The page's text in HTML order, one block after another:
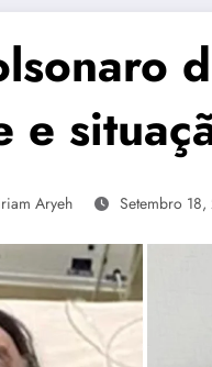
e
Aryeh Setembro